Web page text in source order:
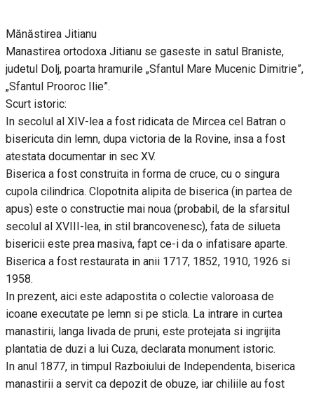
Mănăstirea Jitianu
Manastirea ortodoxa Jitianu se gaseste in satul Braniste,
judetul Dolj, poarta hramurile „Sfantul Mare Mucenic Dimitrie”,
„Sfantul Prooroc Ilie”.
Scurt istoric:
In secolul al XIV-lea a fost ridicata de Mircea cel Batran o
bisericuta din lemn, dupa victoria de la Rovine, insa a fost
atestata documentar in sec XV.
Biserica a fost construita in forma de cruce, cu o singura
cupola cilindrica. Clopotnita alipita de biserica (in partea de
apus) este o constructie mai noua (probabil, de la sfarsitul
secolul al XVIII-lea, in stil brancovenesc), fata de silueta
bisericii este prea masiva, fapt ce-i da o infatisare aparte.
Biserica a fost restaurata in anii 1717, 1852, 1910, 1926 si
1958.
In prezent, aici este adapostita o colectie valoroasa de
icoane executate pe lemn si pe sticla. La intrare in curtea
manastirii, langa livada de pruni, este protejata si ingrijita
plantatia de duzi a lui Cuza, declarata monument istoric.
In anul 1877, in timpul Razboiului de Independenta, biserica
manastirii a servit ca depozit de obuze, iar chiliile au fost